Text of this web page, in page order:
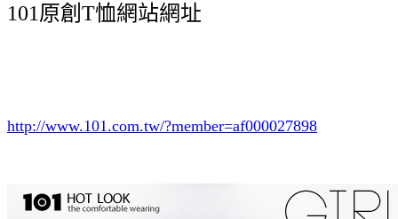
101原創T恤網站網址
http://www.101.com.tw/?member=af000027898